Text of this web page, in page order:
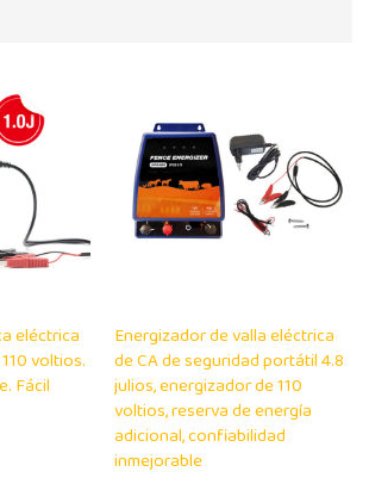
eléctrica
voltios.
Fácil
Energizador de valla eléctrica
de CA de seguridad portátil 4.8
julios, energizador de 110
voltios, reserva de energía
adicional, confiabilidad
inmejorable